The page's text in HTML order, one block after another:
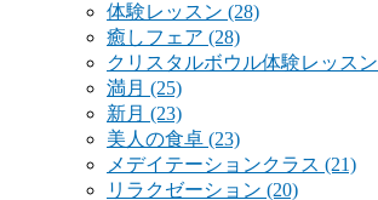
体験レッスン (28)
癒しフェア (28)
クリスタルボウル体験レッスン
満月 (25)
新月 (23)
美人の食卓 (23)
メデイテーションクラス (21)
リラクゼーション (20)